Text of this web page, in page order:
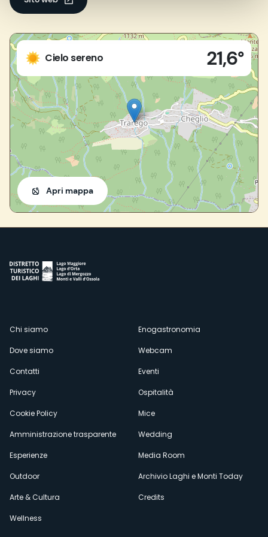
Cielo sereno 21,6°
28826 - Trarego Viggiona (VB)
Apri mappa
Menù
secondario
Chi siamo
Dove siamo
Contatti
Privacy
Cookie Policy
Amministrazione trasparente
Esperienze
Outdoor
Arte & Cultura
Wellness
Enogastronomia
Webcam
Eventi
Ospitalità
Mice
Wedding
Media Room
Archivio Laghi e Monti Today
Credits